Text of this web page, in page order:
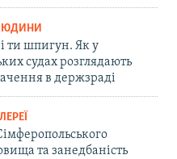
ти шпигун. Як у
судах розглядають
в держзраді
та занедбаність